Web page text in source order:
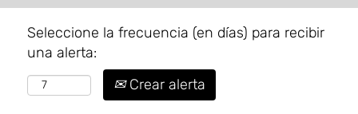
Seleccione la frecuencia (en días) para recibir
una alerta:
Crear alerta